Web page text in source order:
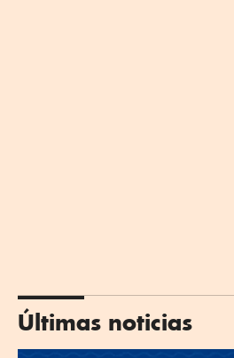
Últimas noticias